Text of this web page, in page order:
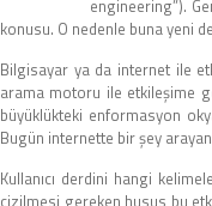
engineering”).
konusu. O nedenle buna yeni
Bilgisayar ya da internet ile
arama motoru ile etkileşime
büyüklükteki enformasyon
Bugün internette bir şey
Kullanıcı derdini hangi